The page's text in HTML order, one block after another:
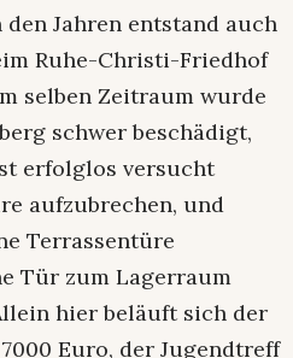
Jahren entstand auch
Ruhe-Christi-Friedhof
selben Zeitraum wurde
schwer beschädigt,
erfolglos versucht
aufzubrechen, und
Terrassentüre
Tür zum Lagerraum
hier beläuft sich der
Euro, der Jugendtreff